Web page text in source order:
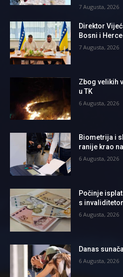
7 Augusta, 2026
Direktor
Bosni i
7 Augusta, 2026
Zbog velikih
u TK
6 Augusta, 2026
Biometrija i
ranije krao
6 Augusta, 2026
Počinje
s
6 Augusta, 2026
Danas
6 Augusta, 2026